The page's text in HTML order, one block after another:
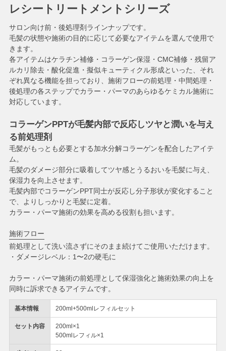
基本情報 200ml+500mlレフィルセット
セット内容
200ml×1
500mlレフィル×1
レシートリートメントシリーズ
サロン向け前・後処理剤ラインナップです。
毛髪の状態や施術の目的に応じて必要なアイテムを選んで使用で
きます。
各アイテムはケラチン補修・コラーゲン保湿・CMC補修・残留ア
ルカリ除去・酸化促進・擬似キューティクル形成といった、それ
ぞれ異なる機能を担っており、施術フローの前処理・中間処理・
後処理の各ステップでカラー・パーマのあらゆるケミカル施術に
対応しています。
コラーゲンPPTが毛髪内部で反応しツヤと潤いを与え
る前処理剤
毛髪がもっとも必要とする加水分解コラーゲンを配合したアイテ
ム。
毛髪のダメージ部分に吸着してツヤ感とうるおいを毛髪に与え、
保湿力を向上させます。
毛髪内部でコラーゲンPPT同士が反応し分子形状が変化すること
で、よりしっかりと毛髪に定着。
カラー・パーマ施術の効果を高める役割も担います。
施術フロー
前処理として洗い流さずにそのまま続けてご使用いただけます。
・ダメージレベル：1〜2の硬毛に
カラー・パーマ施術の前処理として保湿強化と施術効果の向上を
同時に訴求できるアイテムです。